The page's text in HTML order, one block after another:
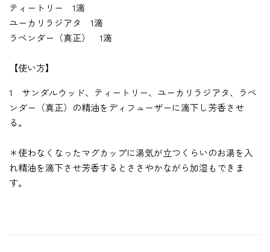
ティートリー 1滴
ユーカリラジアタ 1滴
ラベンダー（真正） 1滴
【使い方】
1 サンダルウッド、ティートリー、ユーカリラジアタ、ラベ
ンダー（真正）の精油をディフューザーに滴下し芳香させ
る。
＊使わなくなったマグカップに湯気が立つくらいのお湯を入
れ精油を滴下させ芳香するとささやかながら加湿もできま
す。